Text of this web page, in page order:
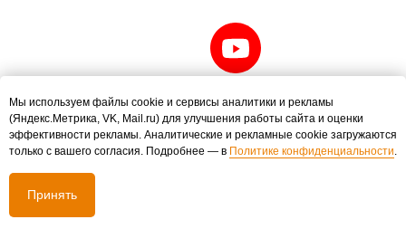
Мы используем файлы cookie и сервисы аналитики и рекламы
(Яндекс.Метрика, VK, Mail.ru) для улучшения работы сайта и оценки
эффективности рекламы. Аналитические и рекламные cookie загружаются
только с вашего согласия. Подробнее — в Политике конфиденциальности
Принять